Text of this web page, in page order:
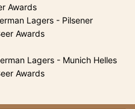
Awards
Lagers - Pilsener
Awards
Lagers - Munich Helles
Awards